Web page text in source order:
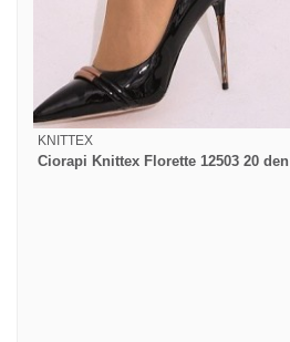
KNITTEX
Ciorapi Knittex Florette 12503 20 den